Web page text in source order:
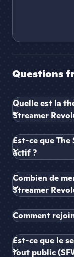
Questions
Quelle est la
Streamer
Est-ce que
actif ?
Combien de
Streamer
Comment
Est-ce que le
tout public